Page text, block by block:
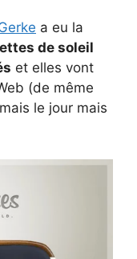
a eu la
de soleil
et elles vont
(de même
le jour mais